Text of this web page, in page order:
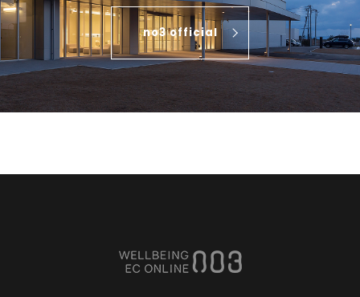
no3 official